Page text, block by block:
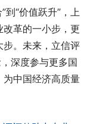
到“价值跃升”，上
革的一小步，更
步。未来，立信评
深度参与更多国
中国经济高质量